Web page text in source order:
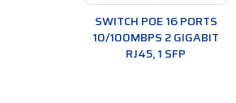
SWITCH POE 16 PORTS
10/100MBPS 2 GIGABIT
RJ45, 1 SFP